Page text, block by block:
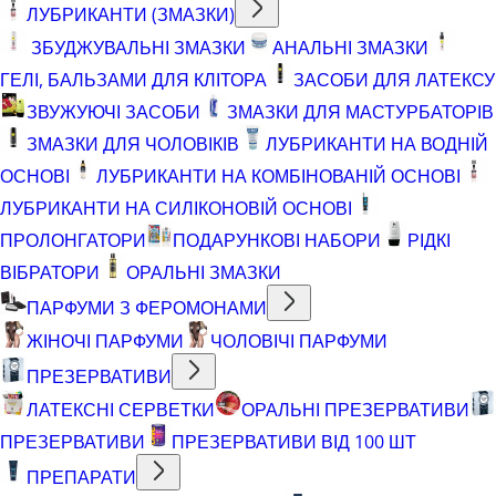
ЛУБРИКАНТИ (ЗМАЗКИ)
ЗБУДЖУВАЛЬНІ ЗМАЗКИ
АНАЛЬНІ ЗМАЗКИ
ГЕЛІ, БАЛЬЗАМИ ДЛЯ КЛІТОРА
ЗАСОБИ ДЛЯ ЛАТЕКСУ
ЗВУЖУЮЧІ ЗАСОБИ
ЗМАЗКИ ДЛЯ МАСТУРБАТОРІВ
ЗМАЗКИ ДЛЯ ЧОЛОВІКІВ
ЛУБРИКАНТИ НА ВОДНІЙ
ОСНОВІ
ЛУБРИКАНТИ НА КОМБІНОВАНІЙ ОСНОВІ
ЛУБРИКАНТИ НА СИЛІКОНОВІЙ ОСНОВІ
ПРОЛОНГАТОРИ
ПОДАРУНКОВІ НАБОРИ
РІДКІ
ВІБРАТОРИ
ОРАЛЬНІ ЗМАЗКИ
ПАРФУМИ З ФЕРОМОНАМИ
ЖІНОЧІ ПАРФУМИ
ЧОЛОВІЧІ ПАРФУМИ
ПРЕЗЕРВАТИВИ
ЛАТЕКСНІ СЕРВЕТКИ
ОРАЛЬНІ ПРЕЗЕРВАТИВИ
ПРЕЗЕРВАТИВИ
ПРЕЗЕРВАТИВИ ВІД 100 ШТ
ПРЕПАРАТИ